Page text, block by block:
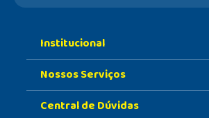
Institucional
Sobre A Nossa Drogaria
Nossa História
Nossos Serviços
Retire Na Loja
Central de Dúvidas